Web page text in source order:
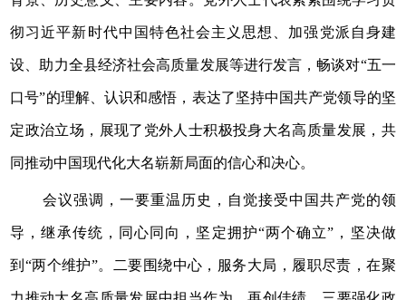
彻习近平新时代中国特色社会主义思想、加强党派自身建
设、助力全县经济社会高质量发展等进行发言，畅谈对“五一
口号”的理解、认识和感悟，表达了坚持中国共产党领导的坚
定政治立场，展现了党外人士积极投身大名高质量发展，共
同推动中国现代化大名崭新局面的信心和决心。
会议强调，一要重温历史，自觉接受中国共产党的领
导，继承传统，同心同向，坚定拥护“两个确立”，坚决做
到“两个维护”。二要围绕中心，服务大局，履职尽责，在聚